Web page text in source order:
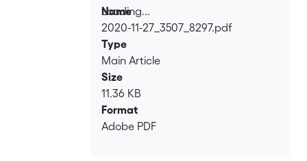
Loading...
Loading...
Name
2020-11-27_3507_8297.pdf
Type
Main Article
Size
11.36 KB
Format
Adobe PDF